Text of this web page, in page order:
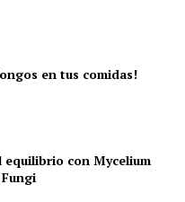
en tus comidas!
equilibrio con Mycelium